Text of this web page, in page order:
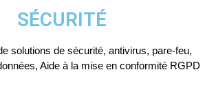
SÉCURITÉ
solutions de sécurité, antivirus, pare-feu,
Aide à la mise en conformité RGPD